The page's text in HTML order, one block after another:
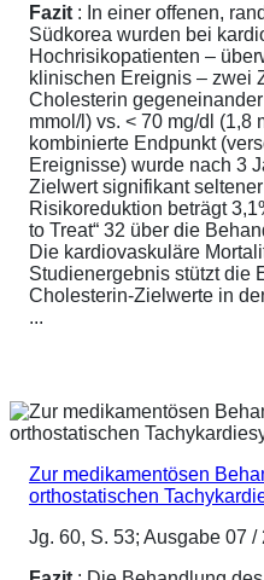
Fazit : In einer offenen,
Südkorea wurden bei
Hochrisikopatienten –
klinischen Ereignis – zwei
Cholesterin
mmol/l) vs. < 70 mg/dl (1,8
kombinierte Endpunkt
Ereignisse) wurde nach 3
Zielwert signifikant
Risikoreduktion beträgt
to Treat“ 32 über die
Die kardiovaskuläre
Studienergebnis stützt die
Cholesterin-Zielwerte in
...
Zur medikamentösen
orthostatischen
Jg. 60, S. 53; Ausgabe 07 /